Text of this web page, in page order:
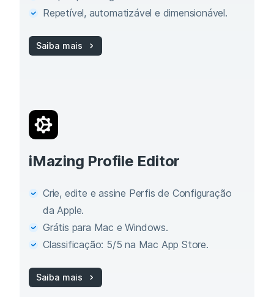
Repetível, automatizável e dimensionável.
Saiba mais
iMazing Profile Editor
Crie, edite e assine Perfis de Configuração
da Apple.
Grátis para Mac e Windows.
Classificação: 5/5 na Mac App Store.
Saiba mais